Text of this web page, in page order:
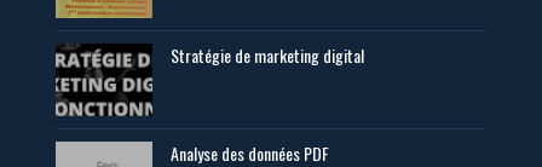
Stratégie de marketing digital
Analyse des données PDF